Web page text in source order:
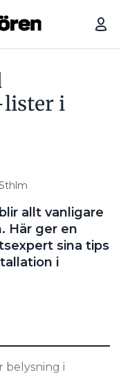
i
allt vanligare
Här ger en
sina tips
i
belysning i